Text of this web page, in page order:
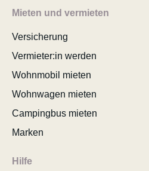
Mieten und vermieten
Versicherung
Vermieter:in werden
Wohnmobil mieten
Wohnwagen mieten
Campingbus mieten
Marken
Hilfe